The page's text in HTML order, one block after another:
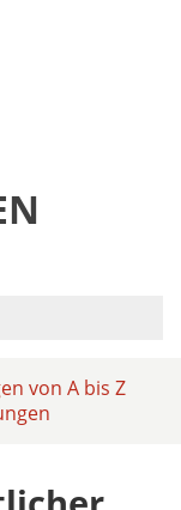
von A bis Z